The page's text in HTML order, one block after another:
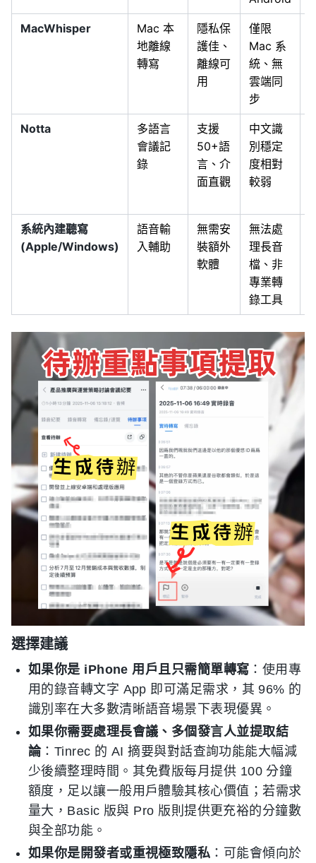
MacWhisper
Mac 本
地離線
轉寫
隱私保
護佳、
離線可
用
僅限
Mac 系
統、無
雲端同
步
Notta
多語言
會議記
錄
支援
50+語
言、介
面直觀
中文識
別穩定
度相對
較弱
系統內建聽寫
(Apple/Windows)
語音輸
入輔助
無需安
裝額外
軟體
無法處
理長音
檔、非
專業轉
錄工具
選擇建議
如果你是 iPhone 用戶且只需簡單轉寫 ：使用專
用的錄音轉文字 App 即可滿足需求，其 96% 的
識別率在大多數清晰語音場景下表現優異。
如果你需要處理長會議、多個發言人並提取結
論：Tinrec 的 AI 摘要與對話查詢功能能大幅減
少後續整理時間。其免費版每月提供 100 分鐘
額度，足以讓一般用戶體驗其核心價值；若需求
量大，Basic 版與 Pro 版則提供更充裕的分鐘數
與全部功能。
如果你是開發者或重視極致隱私 ：可能會傾向於